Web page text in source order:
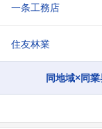
一条工務店
住友林業
同地域×同